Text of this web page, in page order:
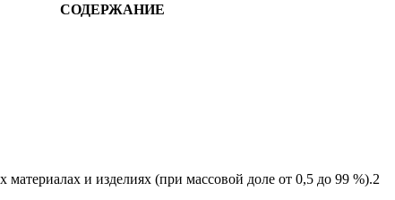
СОДЕРЖАНИЕ
и изделиях (при массовой доле от 0,5 до 99 %).2